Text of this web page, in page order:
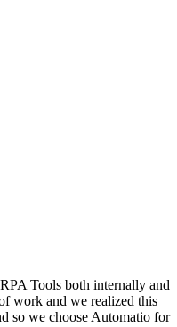
Tools both internally and
work and we realized this
so we choose Automatio for